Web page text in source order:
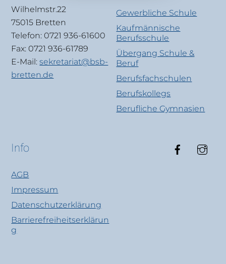
Wilhelmstr.22
75015 Bretten
Telefon: 0721 936-61600
Fax: 0721 936-61789
E-Mail: sekretariat@bsb-
bretten.de
Gewerbliche Schule
Kaufmännische
Berufsschule
Übergang Schule &
Beruf
Berufsfachschulen
Berufskollegs
Berufliche Gymnasien
Info
AGB
Impressum
Datenschutzerklärung
Barrierefreiheitserklärun
g
Facebook